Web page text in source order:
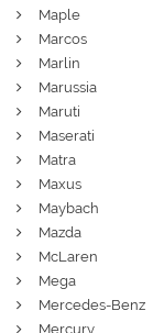
Maple
Marcos
Marlin
Marussia
Maruti
Maserati
Matra
Maxus
Maybach
Mazda
McLaren
Mega
Mercedes-Benz
Mercury